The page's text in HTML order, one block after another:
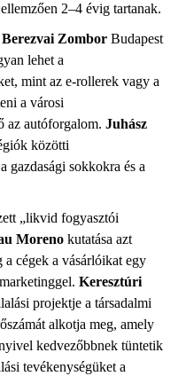
2–4 évig tartanak.
Berezvai Zombor Budapest
lehet a
mint az e-rollerek vagy a
a városi
az autóforgalom. Juhász
közötti
gazdasági sokkokra és a
„likvid fogyasztói
Moreno kutatása azt
cégek a vásárlóikat egy
Keresztúri
projektje a társadalmi
alkotja meg, amely
kedvezőbbnek tüntetik
tevékenységüket a